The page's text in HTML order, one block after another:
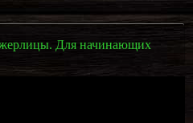
Для начинающих